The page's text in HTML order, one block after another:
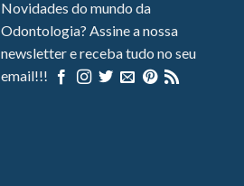
Novidades do mundo da
Odontologia? Assine a nossa
newsletter e receba tudo no seu
email!!!